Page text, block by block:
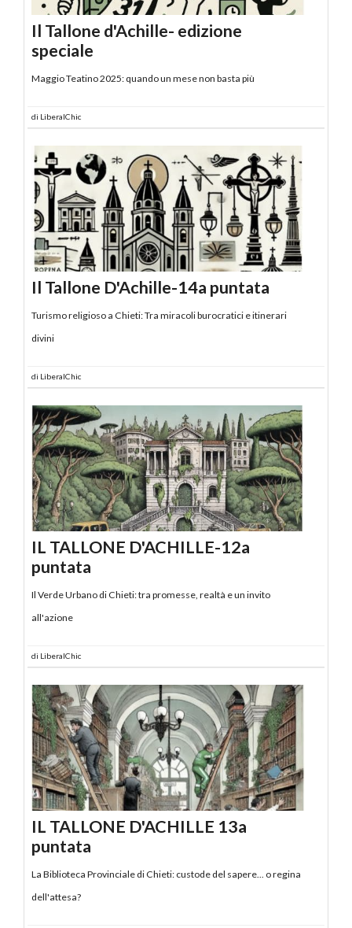
Il Tallone d'Achille- edizione
speciale
Maggio Teatino 2025: quando un mese non basta più
di LiberalChic
Il Tallone D'Achille-14a puntata
Turismo religioso a Chieti: Tra miracoli burocratici e itinerari
divini
di LiberalChic
IL TALLONE D'ACHILLE-12a
puntata
Il Verde Urbano di Chieti: tra promesse, realtà e un invito
all'azione
di LiberalChic
IL TALLONE D'ACHILLE 13a
puntata
La Biblioteca Provinciale di Chieti: custode del sapere... o regina
dell'attesa?